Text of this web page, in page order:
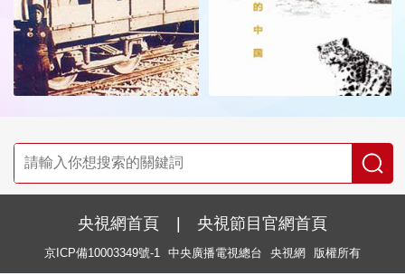
央視網首頁 | 央視節目官網首頁
京ICP備10003349號-1 中央廣播電視總台 央視網 版權所有